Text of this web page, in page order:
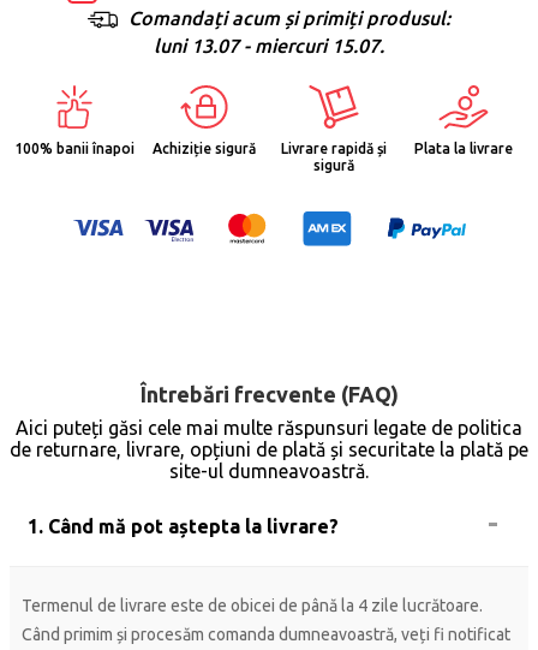
Comandați acum și primiți produsul:
luni 13.07 - miercuri 15.07.
100% banii înapoi Achiziție sigură
Livrare rapidă și
sigură
Plata la livrare
Întrebări frecvente (FAQ)
Aici puteți găsi cele mai multe răspunsuri legate de politica
de returnare, livrare, opțiuni de plată și securitate la plată pe
site-ul dumneavoastră.
1. Când mă pot aștepta la livrare?
Termenul de livrare este de obicei de până la 4 zile lucrătoare.
Când primim și procesăm comanda dumneavoastră, veți fi notificat